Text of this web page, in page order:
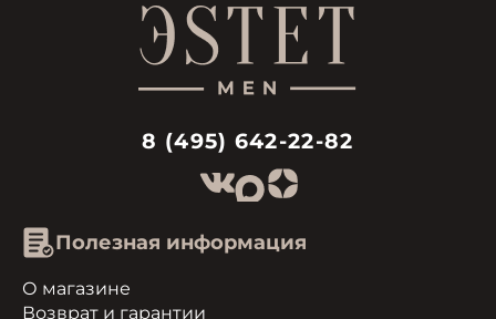
8 (495) 642-22-82
Полезная информация
О магазине
Возврат и гарантии